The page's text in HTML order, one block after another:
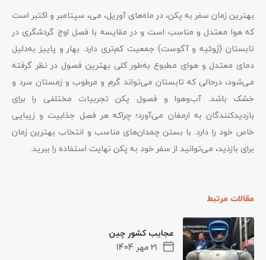
بهترین زمان سفر به پکن، در ماه‌های آوریل، می، سپتامبر و اکتبر است
که هوا معتدل و مناسب است و در مقایسه با فصل اوج گردشگری در
تابستان (ژوئیه و آگوست) جمعیت کم‌تری دارد. بهار و پاییز به‌دلیل
دمای معتدل و هوای مطبوع به‌طور کلی بهترین فصول در نظر گرفته
می‌شود، درحالی که تابستان می‌تواند گرم و مرطوب و زمستان سرد و
خشک باشد. آب‌وهوا و فصول پکن تجربیات مختلفی را برای
بازدیدکنندگان به ارمغان می‌آورد؛ چراکه هر فصل جذابیت و زیبایی
خاص خود را دارد. با بستن چمدان‌های مناسب و انتخاب بهترین زمان
برای بازدید، می‌توانید از سفر خود به پکن نهایت استفاده را ببرید.
مقالات مرتبط
21 مهر 1404
عجایب کشور چین